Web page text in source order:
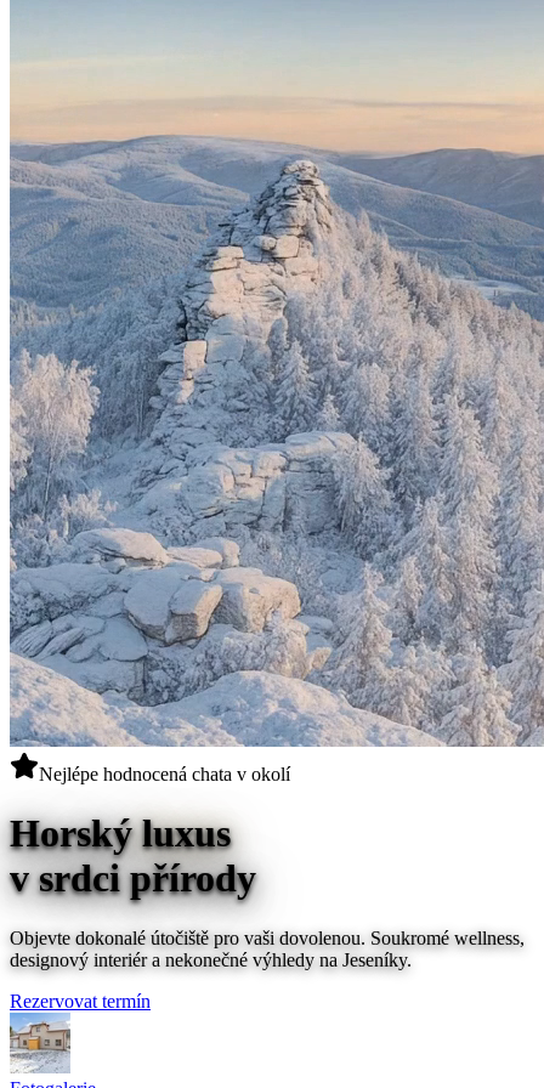
Nejlépe hodnocená chata v okolí
Horskýluxus
v srdci přírody
Objevte dokonalé útočiště pro vaši dovolenou. Soukromé wellness,
designový interiér a nekonečné výhledy na Jeseníky.
Rezervovat termín